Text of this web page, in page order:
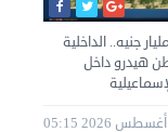
بقيمة 1.4 مليار جنيه.. الداخلية
2.5 طن هيدرو داخل
الأربعاء 05 أغسطس 2026 05:15